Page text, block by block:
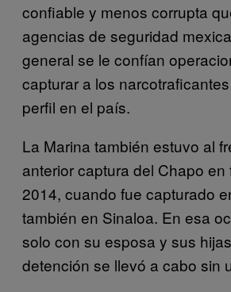
confiable y menos corrupta
agencias de seguridad
general se le confían
capturar a los
perfil en el país.
La Marina también estuvo al
anterior captura del Chapo en
2014, cuando fue capturado
también en Sinaloa. En esa
solo con su esposa y sus
detención se llevó a cabo sin